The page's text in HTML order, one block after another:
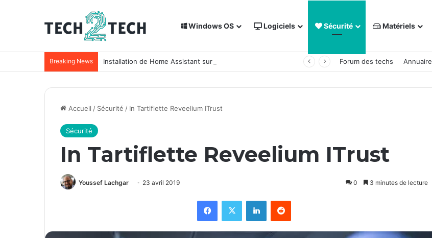
Windows OS Logiciels Sécurité Matériels
Breaking News Installation de Home Assistant sur un NAS Synology Forum des techs Annuaire
Accueil / Sécurité / In Tartiflette Reveelium ITrust
Sécurité
In Tartiflette Reveelium ITrust
Youssef Lachgar 23 avril 2019 0 3 minutes de lecture
Facebook
X LinkedinReddit